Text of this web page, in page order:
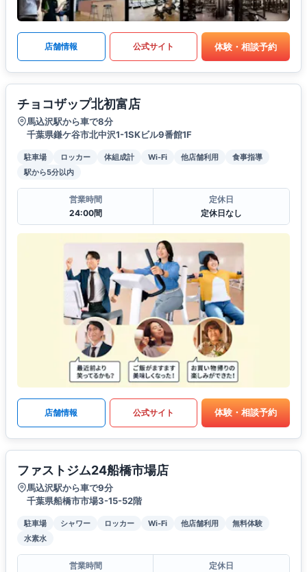
店舗情報 公式サイト 体験・相談予約
チョコザップ北初富店
馬込沢駅から車で8分
千葉県鎌ケ谷市北中沢1-1SKビル9番館1F
駐車場 ロッカー 体組成計 Wi-Fi 他店舗利用
食事指導
駅から5分以内
営業時間
24:00間
定休日
定休日なし
店舗情報 公式サイト 体験・相談予約
ファストジム24船橋市場店
馬込沢駅から車で9分
千葉県船橋市市場3-15-52階
駐車場 シャワー ロッカー Wi-Fi 他店舗利用
無料体験
水素水
営業時間
定休日